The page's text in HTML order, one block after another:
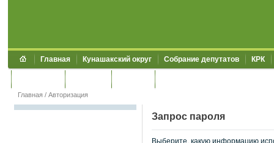
Главная Кунашакский округ Собрание депутатов КРК
Главная / Авторизация
Запрос пароля
Выберите, какую информацию